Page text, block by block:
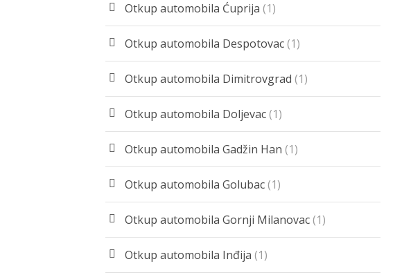
Otkup automobila Ćuprija (1)
Otkup automobila Despotovac(1)
Otkup automobila Dimitrovgrad (1)
Otkup automobila Doljevac(1)
Otkup automobila Gadžin Han (1)
Otkup automobila Golubac(1)
Otkup automobila Gornji Milanovac(1)
Otkup automobila Inđija (1)